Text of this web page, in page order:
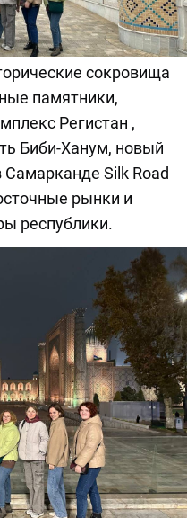
сокровища
памятники,
Регистан ,
Биби-Ханум, новый
Самарканде Silk Road
рынки и
республики.